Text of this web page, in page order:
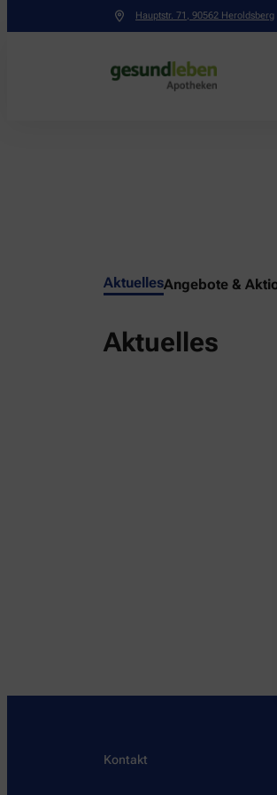
Hauptstr. 71 , 90562 Heroldsberg
AktuellesAngebote &
Aktuelles
Kontakt